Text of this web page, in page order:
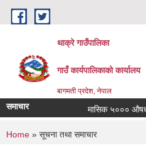
Skip to main content
थाक्रे गाउँपालिका
गाउँ कार्यपालिकाको कार्यालय
बागमती प्रदेश, नेपाल
समाचार मासिक ५००० औषधी
You are here
Home » सूचना तथा समाचार